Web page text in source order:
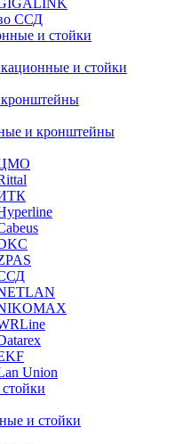
GIGALINK
ССД
и стойки
и стойки
и кронштейны
ЦМО
ИТК
Union
и стойки